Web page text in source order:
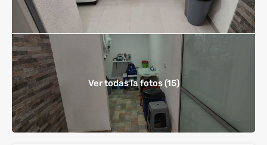
Ver todas la fotos (15)